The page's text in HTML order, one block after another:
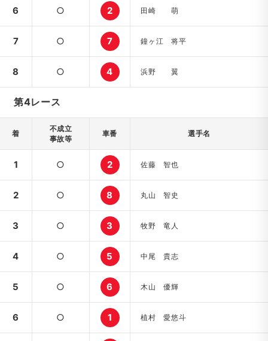
6 ○ 2 田崎 萌
7 ○ 7 鐘ヶ江 将平
8 ○ 4 浜野 翼
第4レース
着
不成立
事故等
車番 選手名
1 ○ 2 佐藤 智也
2 ○ 8 丸山 智史
3 ○ 3 牧野 竜人
4 ○ 5 中尾 貴志
5 ○ 6 木山 優輝
6 ○ 1 植村 愛悠斗